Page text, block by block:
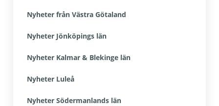
Nyheter från Västra Götaland
Nyheter Jönköpings län
Nyheter Kalmar & Blekinge län
Nyheter Luleå
Nyheter Södermanlands län